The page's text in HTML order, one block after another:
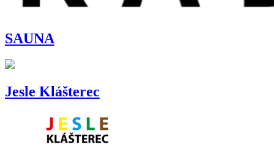
SAUNA
Jesle Klášterec